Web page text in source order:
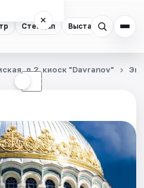
Стендап Выставки
×
☾
д.2, киоск "Davranov"